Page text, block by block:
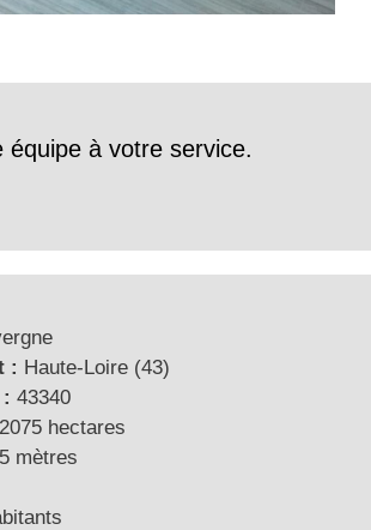
équipe à votre service.
: Haute-Loire (43)
43340
2075 hectares
mètres